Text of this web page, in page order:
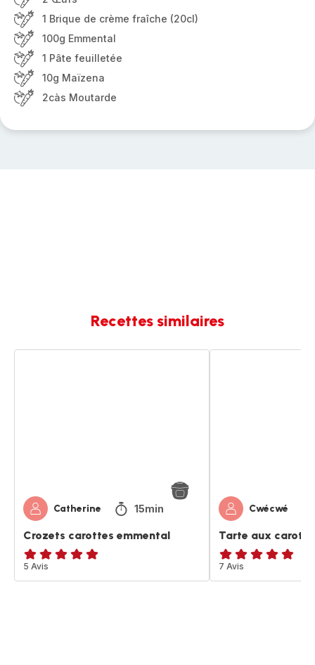
1 Brique de crème fraîche (20cl)
100g Emmental
1 Pâte feuilletée
10g Maïzena
2càs Moutarde
Recettes similaires
Catherine 15min
Crozets carottes emmental
Avis
5
5 Avis
Cwécwé
Tarte aux
ratings.4.8
7 Avis